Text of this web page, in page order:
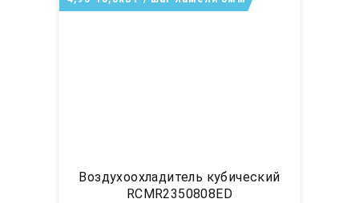
Воздухоохладитель кубический
RCMR2350808ED